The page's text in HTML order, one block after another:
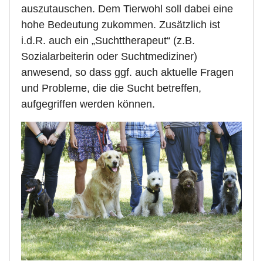
auszutauschen. Dem Tierwohl soll dabei eine
hohe Bedeutung zukommen. Zusätzlich ist
i.d.R. auch ein „Suchttherapeut“ (z.B.
Sozialarbeiterin oder Suchtmediziner)
anwesend, so dass ggf. auch aktuelle Fragen
und Probleme, die die Sucht betreffen,
aufgegriffen werden können.